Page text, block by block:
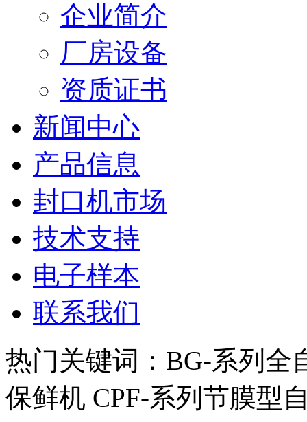
企业简介
厂房设备
资质证书
新闻中心
产品信息
封口机市场
技术支持
电子样本
联系我们
热门关键词：BG-系列全
保鲜机 CPF-系列节膜型